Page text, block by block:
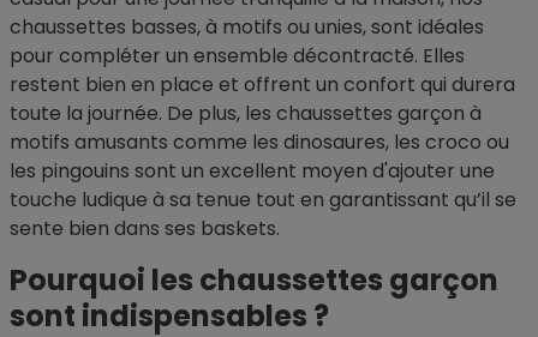
chaussettes basses, à motifs ou unies, sont idéales
pour compléter un ensemble décontracté. Elles
restent bien en place et offrent un confort qui durera
toute la journée. De plus, les chaussettes garçon à
motifs amusants comme les dinosaures, les croco ou
les pingouins sont un excellent moyen d'ajouter une
touche ludique à sa tenue tout en garantissant qu’il se
sente bien dans ses baskets.
Pourquoi les chaussettes garçon
sont indispensables ?